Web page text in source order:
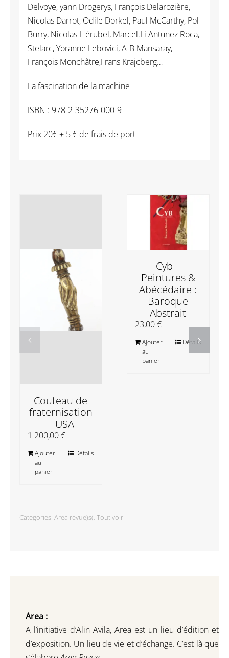
Delvoye, yann Drogerys, François Delarozière,
Nicolas Darrot, Odile Dorkel, Paul McCarthy, Pol
Burry, Nicolas Hérubel, Marcel.Li Antunez Roca,
Stelarc, Yoranne Lebovici, A-B Mansaray,
François Monchâtre,Frans Krajcberg…
La fascination de la machine
ISBN : 978-2-35276-000-9
Prix 20€ + 5 € de frais de port
Couteau de
fraternisation
– USA
1 200,00€
Ajouter
au
panier
Détails
Cyb –
Peintures &
Abécédaire :
Baroque
Abstrait
23,00€
Ajouter
au
panier
Détails
Categories: Area revue)s(, Tout voir
Area :
A l’initiative d’Alin Avila, Area est un lieu d’édition et
d’exposition. Un lieu de vie et d’échange. C’est là que